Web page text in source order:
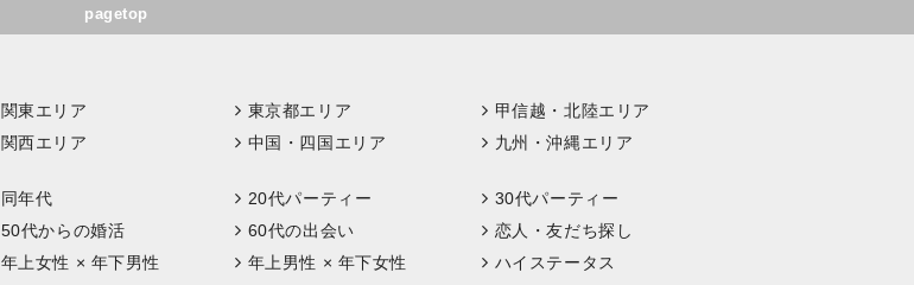
pagetop
関東エリア 東京都エリア
甲信越・北陸エリア
関西エリア 中国・四国エリア 九州・沖縄エリア
同年代 20代パーティー
30代パーティー
50代からの婚活 60代の出会い
恋人・友だち探し
年上女性 × 年下男性 年上男性 × 年下女性
ハイステータス